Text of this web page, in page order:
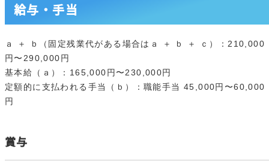
給与・手当
ａ ＋ ｂ（固定残業代がある場合はａ ＋ ｂ ＋ ｃ）：210,000
円〜290,000円
基本給（ａ）：165,000円〜230,000円
定額的に支払われる手当（ｂ）：職能手当 45,000円〜60,000
円
賞与